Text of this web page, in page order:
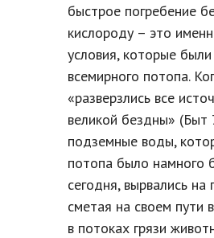
быстрое погребение
кислороду – это
условия, которые
всемирного потопа.
«разверзлись все
великой бездны» (Быт
подземные воды,
потопа было намного
сегодня, вырвались на
сметая на своем пути
в потоках грязи